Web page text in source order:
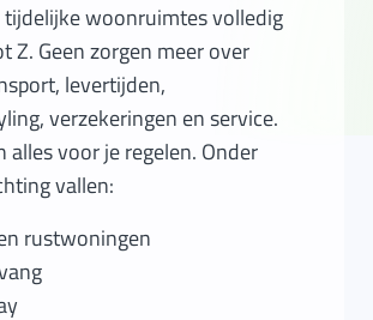
woonruimtes volledig
Z. Geen zorgen meer over
levertijden,
verzekeringen en service.
alles voor je regelen. Onder
vallen:
rustwoningen